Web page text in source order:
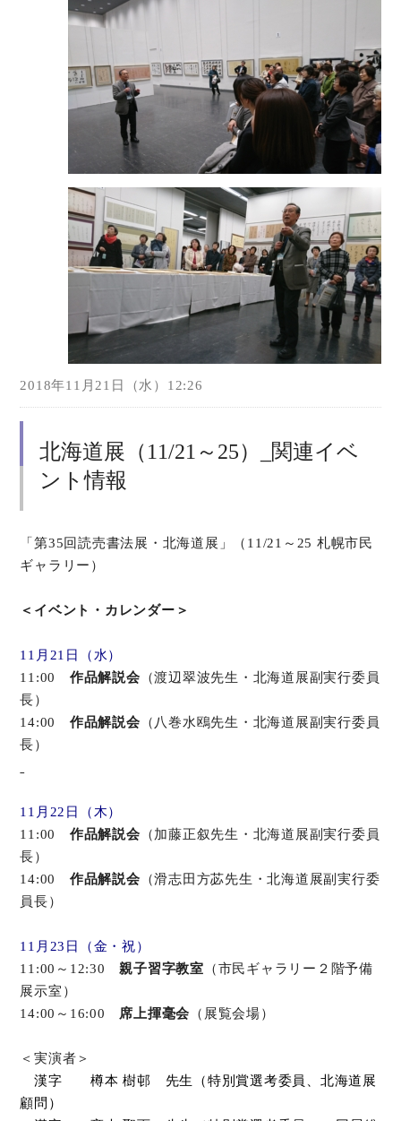
2018年11月21日（水）12:26
北海道展（11/21～25）_関連イベ
ント情報
「第35回読売書法展・北海道展」（11/21～25 札幌市民
ギャラリー）
＜イベント・カレンダー＞
11月21日（水）
11:00 作品解説会 （渡辺翠波先生・北海道展副実行委員
長）
14:00 作品解説会 （八巻水鴎先生・北海道展副実行委員
長）
11月22日（木）
11:00 作品解説会 （加藤正叙先生・北海道展副実行委員
長）
14:00 作品解説会 （滑志田方苾先生・北海道展副実行委
員長）
11月23日（金・祝）
11:00～12:30親子習字教室 （市民ギャラリー２階予備
展示室）
14:00～16:00 席上揮毫会 （展覧会場）
＜実演者＞
漢字 樽本 樹邨 先生（特別賞選考委員、 北海道展
顧問）